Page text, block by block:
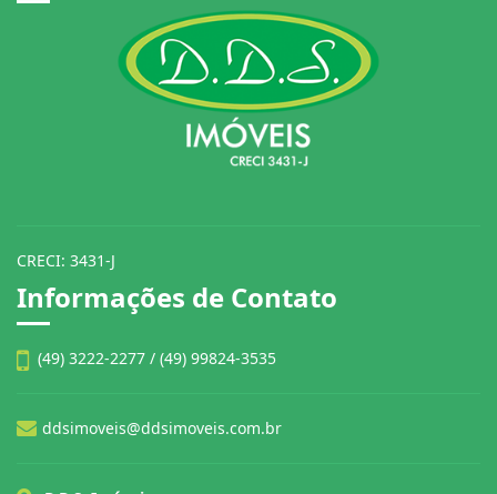
CRECI: 3431-J
Informações de Contato
(49) 3222-2277 / (49) 99824-3535
ddsimoveis@ddsimoveis.com.br